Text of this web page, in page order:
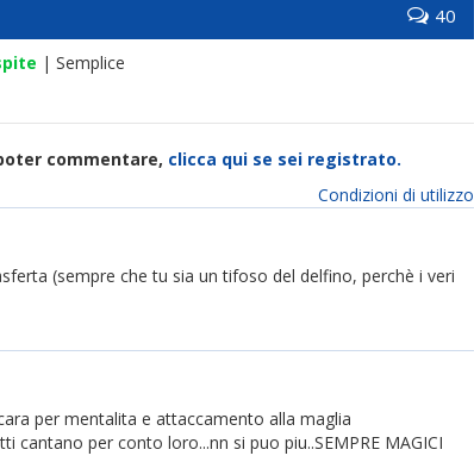
40
| Semplice
commentare, clicca qui se sei registrato.
Condizioni di utilizzo
(sempre che tu sia un tifoso del delfino, perchè i veri
per mentalita e attaccamento alla maglia
per conto loro...nn si puo piu..SEMPRE MAGICI